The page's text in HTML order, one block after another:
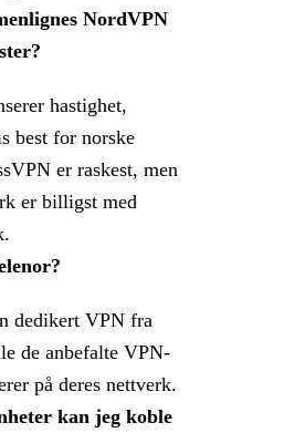
NordVPN
hastighet,
best for norske
er raskest, men
er billigst med
dedikert VPN fra
de anbefalte VPN-
på deres nettverk.
kan jeg koble